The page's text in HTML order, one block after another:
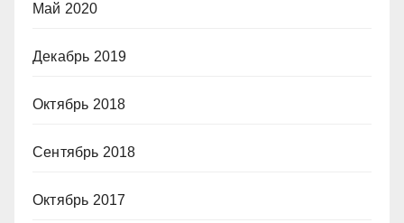
Май 2020
Декабрь 2019
Октябрь 2018
Сентябрь 2018
Октябрь 2017